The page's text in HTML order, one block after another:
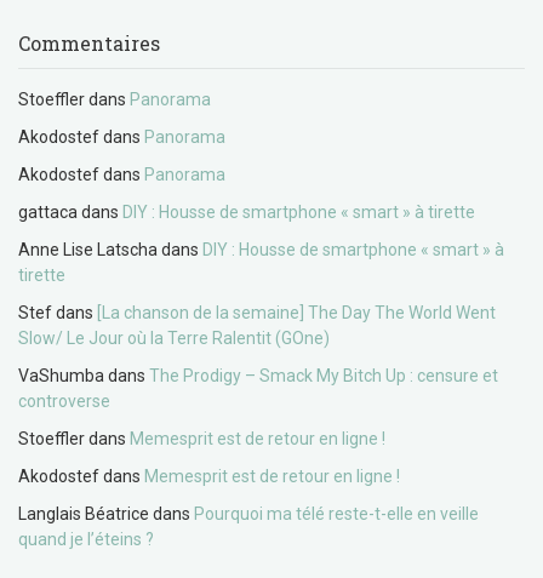
Commentaires
Stoefflerdans Panorama
Akodostefdans Panorama
Akodostefdans Panorama
gattacadans DIY : Housse de smartphone « smart » à tirette
Anne Lise Latschadans DIY : Housse de smartphone « smart » à
tirette
Stefdans
[La chanson de la semaine] The Day The World Went
Slow/ Le Jour où la Terre Ralentit (GOne)
VaShumbadans The Prodigy – Smack My Bitch Up : censure et
controverse
Stoefflerdans Memesprit est de retour en ligne !
Akodostefdans Memesprit est de retour en ligne !
Langlais Béatrice dans Pourquoi ma télé reste-t-elle en veille
quand je l’éteins ?